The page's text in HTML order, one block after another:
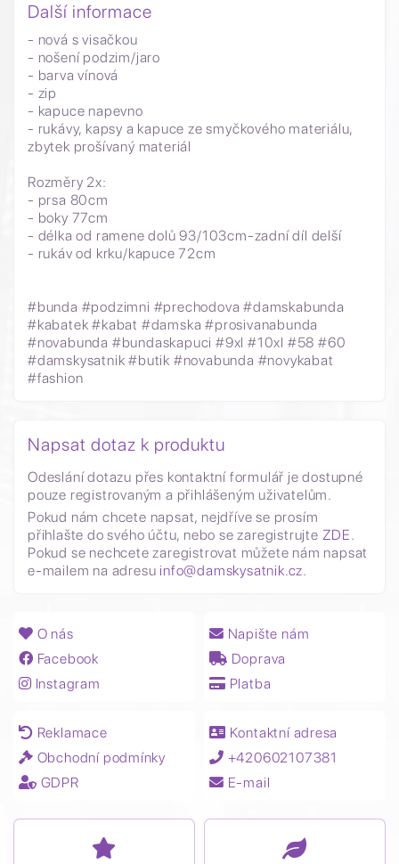
Další informace
- nová s visačkou
- nošení podzim/jaro
- barva vínová
- zip
- kapuce napevno
- rukávy, kapsy a kapuce ze smyčkového materiálu,
zbytek prošívaný materiál
Rozměry 2x:
- prsa 80cm
- boky 77cm
- délka od ramene dolů 93/103cm-zadní díl delší
- rukáv od krku/kapuce 72cm
#bunda #podzimni #prechodova #damskabunda
#kabatek #kabat #damska #prosivanabunda
#novabunda #bundaskapuci #9xl #10xl #58 #60
#damskysatnik #butik #novabunda #novykabat
#fashion
Napsat dotaz k produktu
Odeslání dotazu přes kontaktní formulář je dostupné
pouze registrovaným a přihlášeným uživatelům.
Pokud nám chcete napsat, nejdříve se prosím
přihlašte do svého účtu, nebo se zaregistrujte ZDE.
Pokud se nechcete zaregistrovat můžete nám napsat
e-mailem na adresu info@damskysatnik.cz.
O nás
Facebook
Instagram
Napište nám
Doprava
Platba
Reklamace
Obchodní podmínky
GDPR
Kontaktní adresa
+420602107381
E-mail